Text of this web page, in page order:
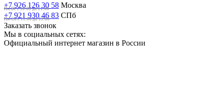
+7 926 126 30 58 Москва
Пн-Вс с 10:00 до 21:00
+7 921 930 46 83 СПб
Пн-Сб c 11:00 до 19:00
Заказать звонок
Мы в социальных сетях:
Официальный интернет магазин в России